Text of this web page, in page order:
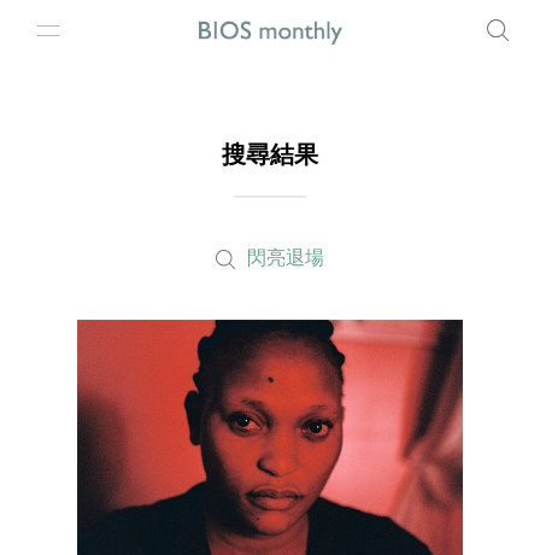
搜尋結果
閃亮退場